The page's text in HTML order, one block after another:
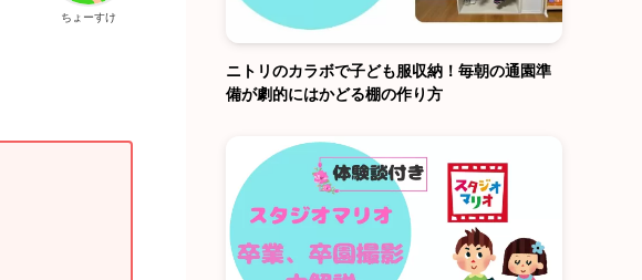
ちょーすけ
ニトリのカラボで子ども服収納！毎朝の通園準
備が劇的にはかどる棚の作り方